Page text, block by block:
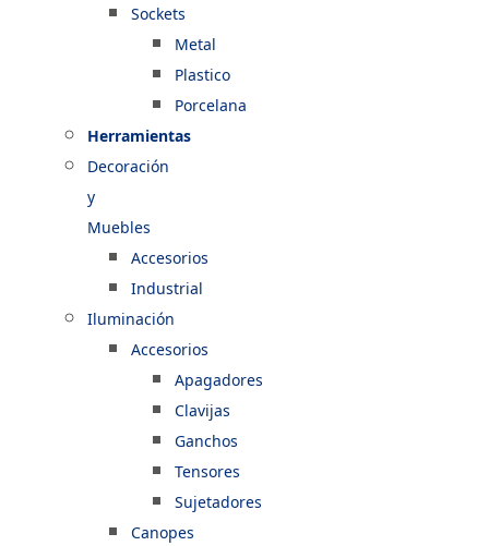
Sockets
Metal
Plastico
Porcelana
Herramientas
Decoración
y
Muebles
Accesorios
Industrial
Iluminación
Accesorios
Apagadores
Clavijas
Ganchos
Tensores
Sujetadores
Canopes